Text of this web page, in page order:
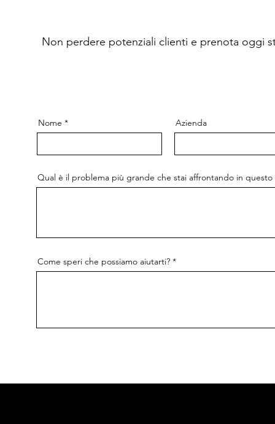
Non perdere potenziali clienti e prenota oggi
Nome Azienda
Qual è il problema più grande che stai affrontando in questo
Come speri che possiamo aiutarti?